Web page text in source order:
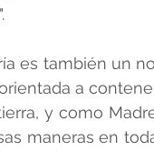
es también un
a
y como
maneras en